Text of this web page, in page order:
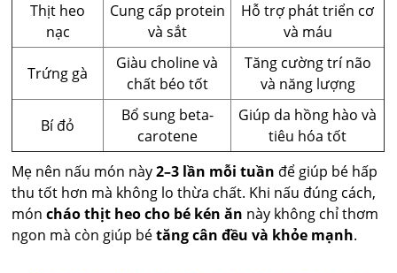
Thịt heo
nạc
Cung cấp protein
và sắt
Hỗ trợ phát triển cơ
và máu
Trứng gà
Giàu choline và
chất béo tốt
Tăng cường trí não
và năng lượng
Bí đỏ
Bổ sung beta-
carotene
Giúp da hồng hào và
tiêu hóa tốt
Mẹ nên nấu món này2–3 lần mỗi tuần để giúp bé hấp
thu tốt hơn mà không lo thừa chất. Khi nấu đúng cách,
móncháo thịt heo cho bé kén ăn này không chỉ thơm
ngon mà còn giúp bétăng cân đều và khỏe mạnh.